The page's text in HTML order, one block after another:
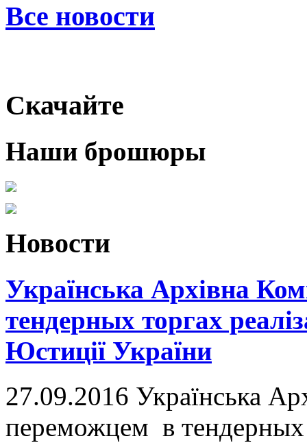
Все новости
Cкачайте
Наши брошюры
Новости
Українська Архівна
тендерных торгах
Юстиції України
27.09.2016 Українська
переможцем в тендерных